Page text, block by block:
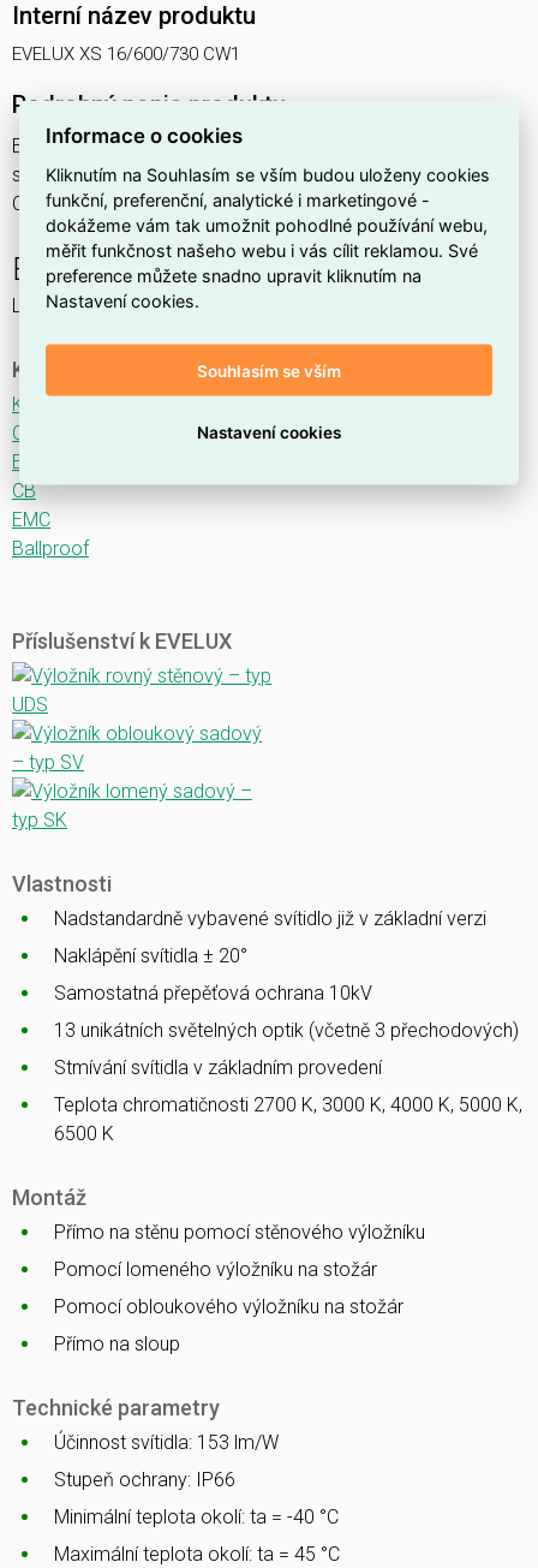
Interní název produktu
EVELUX XS 16/600/730 CW1
Podrobný popis produktu
EVELUX XS 16/600/730 CW1 37W IP66
svítidlo pouliční s modulem LED, spektrum 730A3, optika
CW1 (Crosswalk)
EVELUX
LED svítidlo pro osvětlení komunikací.
Ke stažení
Katalogový list
CE
ENEC
CB
EMC
Ballproof
Příslušenství k EVELUX
Vlastnosti
Nadstandardně vybavené svítidlo již v základní verzi
Naklápění svítidla ± 20°
Samostatná přepěťová ochrana 10kV
13 unikátních světelných optik (včetně 3 přechodových)
Stmívání svítidla v základním provedení
Teplota chromatičnosti 2700 K, 3000 K, 4000 K, 5000 K,
6500 K
Montáž
Přímo na stěnu pomocí stěnového výložníku
Pomocí lomeného výložníku na stožár
Pomocí obloukového výložníku na stožár
Přímo na sloup
Technické parametry
Účinnost svítidla: 153 lm/W
Stupeň ochrany: IP66
Minimální teplota okolí: ta = -40 °C
Maximální teplota okolí: ta = 45 °C
Informace o cookies
Kliknutím na Souhlasím se vším budou uloženy cookies
funkční, preferenční, analytické i marketingové -
dokážeme vám tak umožnit pohodlné používání webu,
měřit funkčnost našeho webu i vás cílit reklamou. Své
preference můžete snadno upravit kliknutím na
Nastavení cookies.
Souhlasím se vším
Nastavení cookies